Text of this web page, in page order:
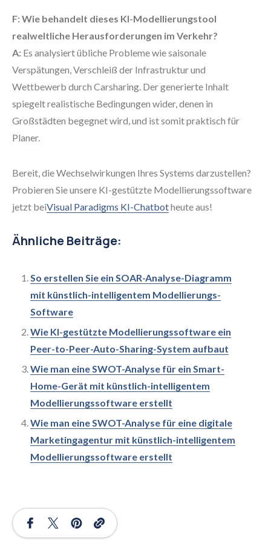
F: Wie behandelt dieses KI-Modellierungstool
realweltliche Herausforderungen im Verkehr?
A: Es analysiert übliche Probleme wie saisonale
Verspätungen, Verschleiß der Infrastruktur und
Wettbewerb durch Carsharing. Der generierte Inhalt
spiegelt realistische Bedingungen wider, denen in
Großstädten begegnet wird, und ist somit praktisch für
Planer.
Bereit, die Wechselwirkungen Ihres Systems darzustellen?
Probieren Sie unsere KI-gestützte Modellierungssoftware
jetzt beiVisual Paradigms KI-Chatbotheute aus!
Ähnliche Beiträge:
So erstellen Sie ein SOAR-Analyse-Diagramm
mit künstlich-intelligentem Modellierungs-
Software
Wie KI-gestützte Modellierungssoftware ein
Peer-to-Peer-Auto-Sharing-System aufbaut
Wie man eine SWOT-Analyse für ein Smart-
Home-Gerät mit künstlich-intelligentem
Modellierungssoftware erstellt
Wie man eine SWOT-Analyse für eine digitale
Marketingagentur mit künstlich-intelligentem
Modellierungssoftware erstellt